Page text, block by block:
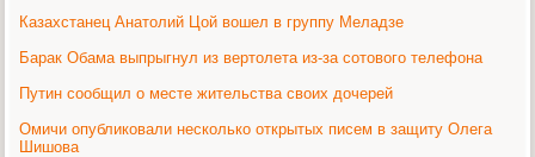
Казахстанец Анатолий Цой вошел в группу Меладзе
Барак Обама выпрыгнул из вертолета из-за сотового телефона
Путин сообщил о месте жительства своих дочерей
Омичи опубликовали несколько открытых писем в защиту Олега
Шишова